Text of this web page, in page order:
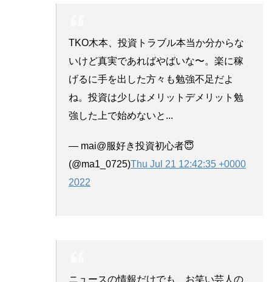
TKO木本、投資トラブル本当か分からな
いけど真実であればやばいな〜。楽に稼
げるに手を出した方々も勉強不足だよ
ね。投資は少しはメリットデメリット勉
強した上で始めないと...
— mai@服好き投資初心者😇
(@ma1_0725)Thu Jul 21 12:42:35 +0000
2022
ニュースの情報だけでも、お笑い芸人の